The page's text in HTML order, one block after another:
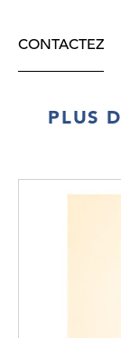
CONTACTEZ
PLUS